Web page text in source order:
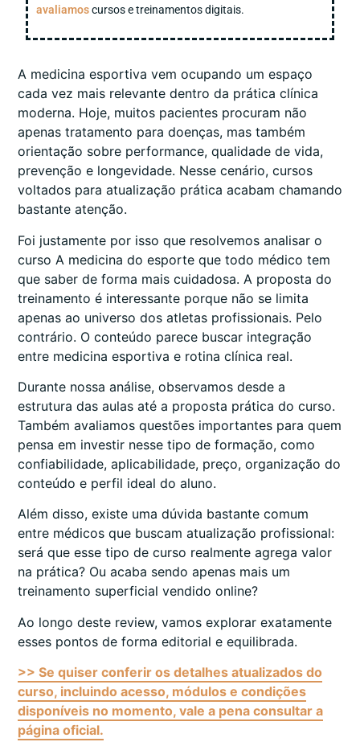
avaliamoscursos e treinamentos digitais.
A medicina esportiva vem ocupando um espaço
cada vez mais relevante dentro da prática clínica
moderna. Hoje, muitos pacientes procuram não
apenas tratamento para doenças, mas também
orientação sobre performance, qualidade de vida,
prevenção e longevidade. Nesse cenário, cursos
voltados para atualização prática acabam chamando
bastante atenção.
Foi justamente por isso que resolvemos analisar o
curso A medicina do esporte que todo médico tem
que saber de forma mais cuidadosa. A proposta do
treinamento é interessante porque não se limita
apenas ao universo dos atletas profissionais. Pelo
contrário. O conteúdo parece buscar integração
entre medicina esportiva e rotina clínica real.
Durante nossa análise, observamos desde a
estrutura das aulas até a proposta prática do curso.
Também avaliamos questões importantes para quem
pensa em investir nesse tipo de formação, como
confiabilidade, aplicabilidade, preço, organização do
conteúdo e perfil ideal do aluno.
Além disso, existe uma dúvida bastante comum
entre médicos que buscam atualização profissional:
será que esse tipo de curso realmente agrega valor
na prática? Ou acaba sendo apenas mais um
treinamento superficial vendido online?
Ao longo deste review, vamos explorar exatamente
esses pontos de forma editorial e equilibrada.
>> Se quiser conferir os detalhes atualizados do
curso, incluindo acesso, módulos e condições
disponíveis no momento, vale a pena consultar a
página oficial.